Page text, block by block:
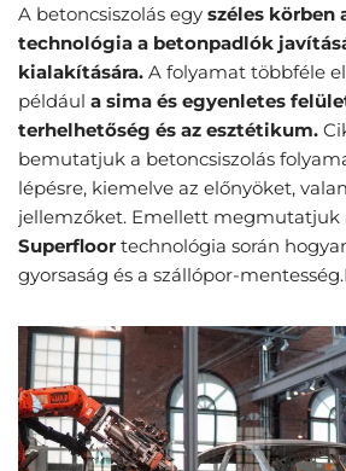
A betoncsiszolás egy széles körben
technológia a betonpadlók
kialakítására. A folyamat többféle
például a sima és egyenletes
terhelhetőség és az esztétikum.
bemutatjuk a betoncsiszolás
lépésre, kiemelve az előnyöket,
jellemzőket. Emellett megmutatjuk
Superfloor technológia során
gyorsaság és a szállópor-mentesség.